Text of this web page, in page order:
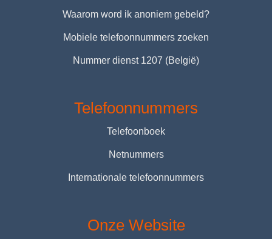
Waarom word ik anoniem gebeld?
Mobiele telefoonnummers zoeken
Nummer dienst 1207 (België)
Telefoonnummers
Telefoonboek
Netnummers
Internationale telefoonnummers
Onze Website